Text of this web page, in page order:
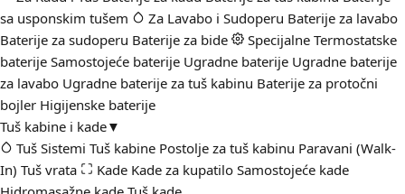
sa usponskim tušem
Za Lavabo i Sudoperu Baterije za lavabo
Baterije za sudoperu Baterije za bide Specijalne Termostatske
baterije Samostojeće baterije Ugradne baterije Ugradne baterije
za lavabo Ugradne baterije za tuš kabinu Baterije za protočni
bojler Higijenske baterije
Tuš kabine i kade▼
Tuš Sistemi Tuš kabine Postolje za tuš kabinu Paravani (Walk-
In) Tuš vrata Kade Kade za kupatilo Samostojeće kade